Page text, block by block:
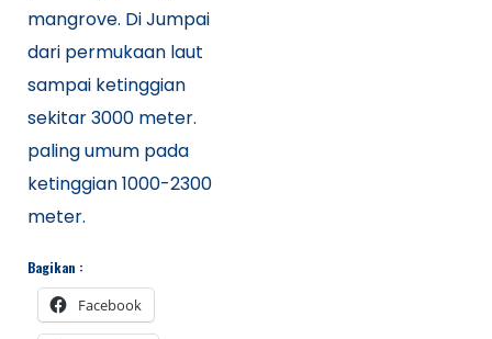
mangrove. Di Jumpai
dari permukaan laut
sampai ketinggian
sekitar 3000 meter.
paling umum pada
ketinggian 1000-2300
meter.
Bagikan :
Facebook